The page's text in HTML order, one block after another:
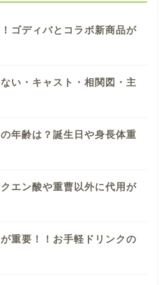
ゴディバとコラボ新商品が
い・キャスト・相関図・主
年齢は？誕生日や身長体重
エン酸や重曹以外に代用が
重要！！お手軽ドリンクの